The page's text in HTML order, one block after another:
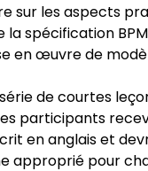
sur les aspects
la spécification
en œuvre de
de courtes
participants
en anglais et
approprié pour